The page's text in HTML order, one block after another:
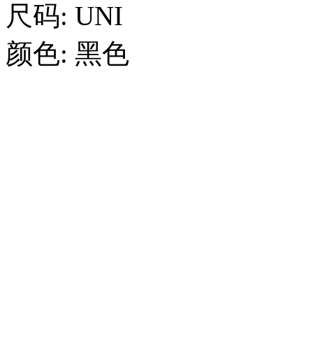
尺码: UNI
颜色: 黑色